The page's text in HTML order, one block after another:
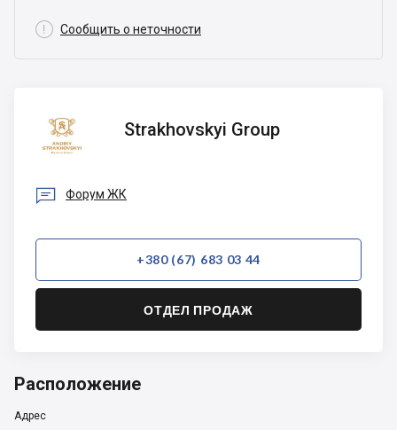
 Сообщить о неточности
Strakhovskyi
Group
Strakhovskyi Group
 Форум ЖК
+380 (67) 683 03 44
ОТДЕЛ ПРОДАЖ
Расположение
Адрес